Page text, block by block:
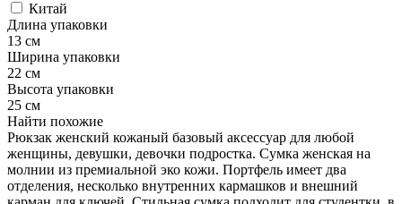
Китай
Длина упаковки
13 см
Ширина упаковки
22 см
Высота упаковки
25 см
Найти похожие
Рюкзак женский кожаный базовый аксессуар для любой
женщины, девушки, девочки подростка. Сумка женская на
молнии из премиальной эко кожи. Портфель имеет два
отделения, несколько внутренних кармашков и внешний